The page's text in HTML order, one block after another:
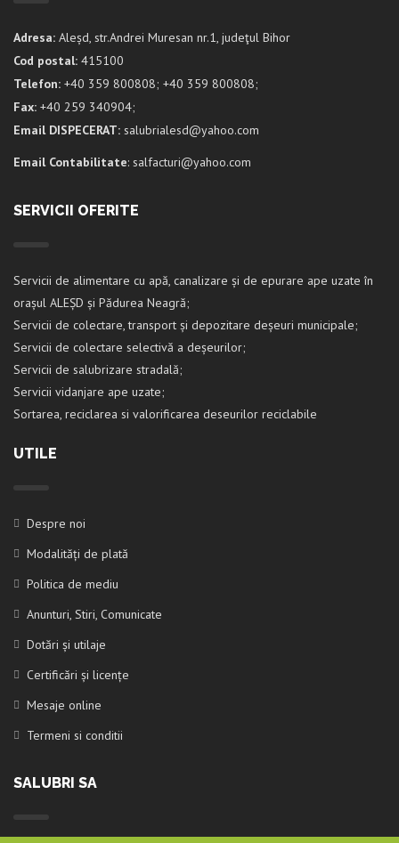
Adresa: Aleșd, str.Andrei Muresan nr.1, judeţul Bihor
Cod postal: 415100
Telefon: +40 359 800808; +40 359 800808;
Fax: +40 259 340904;
Email DISPECERAT: salubrialesd@yahoo.com
Email Contabilitate: salfacturi@yahoo.com
SERVICII OFERITE
Servicii de alimentare cu apă, canalizare și de epurare ape uzate în
orașul ALEȘD și Pădurea Neagră;
Servicii de colectare, transport și depozitare deșeuri municipale;
Servicii de colectare selectivă a deșeurilor;
Servicii de salubrizare stradală;
Servicii vidanjare ape uzate;
Sortarea, reciclarea si valorificarea deseurilor reciclabile
UTILE
Despre noi
Modalități de plată
Politica de mediu
Anunturi, Stiri, Comunicate
Dotări și utilaje
Certificări și licențe
Mesaje online
Termeni si conditii
SALUBRI SA